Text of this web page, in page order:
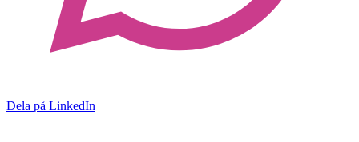
Dela på LinkedIn